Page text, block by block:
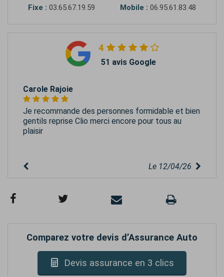
Fixe : 03.65.67.19.59 Mobile : 06.95.61.83.48
4
51 avis Google
Carole Rajoie
Je recommande des personnes formidable et bien
gentils reprise Clio merci encore pour tous au
plaisir
Le 12/04/26
Comparez votre devis d’Assurance Auto
Devis assurance en 3 clics